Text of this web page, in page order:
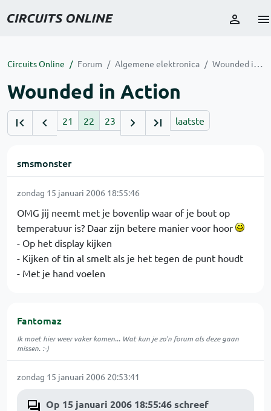
Circuits Online Forum Algemene elektronica Wounded in Action
Wounded in Action
21 22 23 laatste
smsmonster
zondag 15 januari 2006 18:55:46
OMG jij neemt met je bovenlip waar of je bout op
temperatuur is? Daar zijn betere manier voor hoor
- Op het display kijken
- Kijken of tin al smelt als je het tegen de punt houdt
- Met je hand voelen
Fantomaz
Ik moet hier weer vaker komen... Wat kun je zo'n forum als deze gaan
missen. :-)
zondag 15 januari 2006 20:53:41
Op 15 januari 2006 18:55:46 schreef